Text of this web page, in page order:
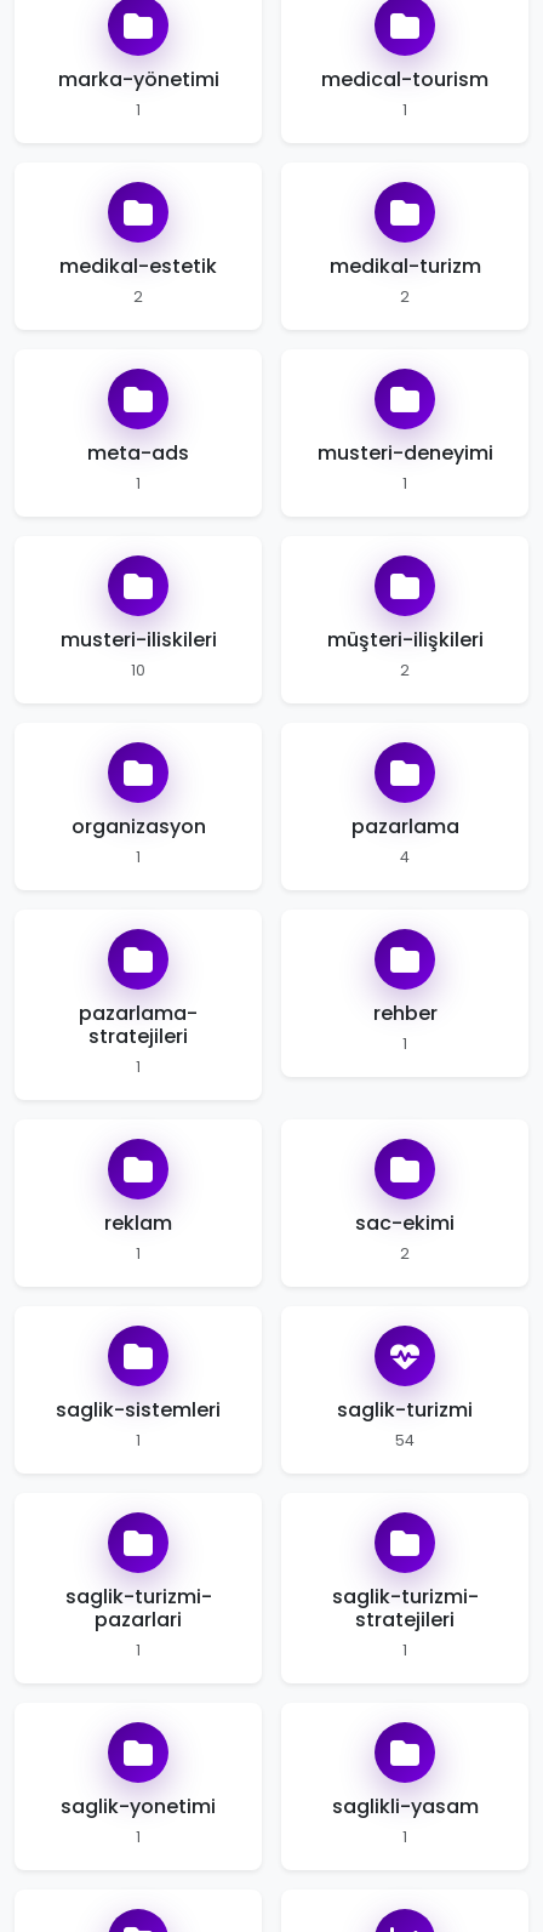
marka-yönetimi
1
medical-tourism
1
medikal-estetik
2
medikal-turizm
2
meta-ads
1
musteri-deneyimi
1
musteri-iliskileri
10
müşteri-ilişkileri
2
organizasyon
1
pazarlama
4
pazarlama-
stratejileri
1
rehber
1
reklam
1
sac-ekimi
2
saglik-sistemleri
1
saglik-turizmi
54
saglik-turizmi-
pazarlari
1
saglik-turizmi-
stratejileri
1
saglik-yonetimi
1
saglikli-yasam
1